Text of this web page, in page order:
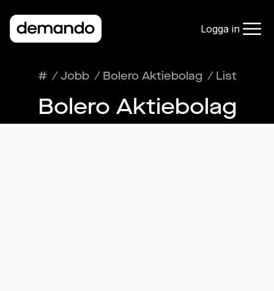
Logga in
# /Jobb / Bolero Aktiebolag / List
Bolero Aktiebolag